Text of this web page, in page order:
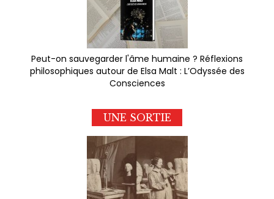
Peut-on sauvegarder l'âme humaine ? Réflexions
philosophiques autour de Elsa Malt : L’Odyssée des
Consciences
UNE SORTIE